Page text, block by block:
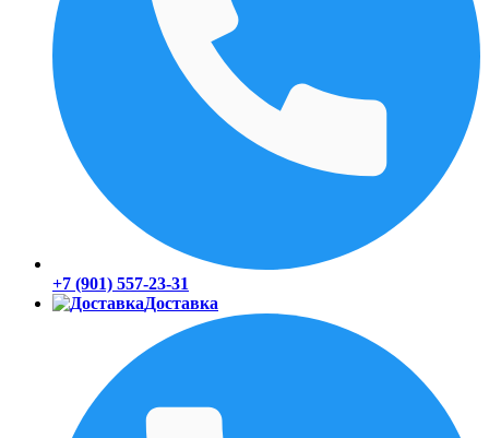
+7 (901) 557-23-31
Доставка